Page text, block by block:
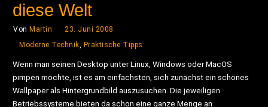
diese Welt
Von Martin
23. Juni 2008
Moderne Technik, Praktische Tipps
Wenn man seinen Desktop unter Linux, Windows oder MacOS
pimpen möchte, ist es am einfachsten, sich zunächst ein schönes
Wallpaper als Hintergrundbild auszusuchen. Die jeweiligen
Betriebssysteme bieten da schon eine ganze Menge an